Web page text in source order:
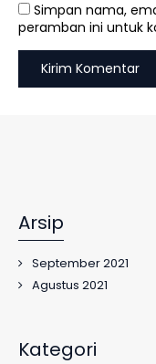
Simpan nama,
peramban ini untuk
Arsip
September 2021
Agustus 2021
Kategori